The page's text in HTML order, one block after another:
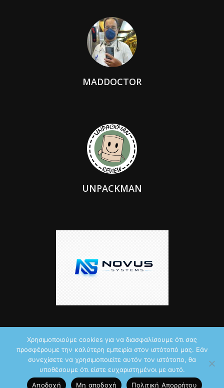
MADDOCTOR
UNPACKMAN
© 2026 by iTechNews.gr
Maddoctor dreamed it, Unpackman made it reality,Novus Systems
Χρησιμοποιούμε cookies για να διασφαλίσουμε ότι σας
προσφέρουμε την καλύτερη εμπειρία στον ιστότοπό μας. Εάν
συνεχίσετε να χρησιμοποιείτε αυτόν τον ιστότοπο, θα
υποθέσουμε ότι είστε ευχαριστημένοι με αυτό.
Αποδοχή
Μη αποδοχή Πολιτική Aπορρήτου